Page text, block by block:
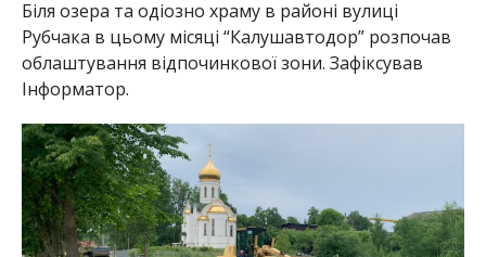
Біля озера та одіозно храму в районі вулиці
Рубчака в цьому місяці “Калушавтодор” розпочав
облаштування відпочинкової зони. Зафіксував
Інформатор.